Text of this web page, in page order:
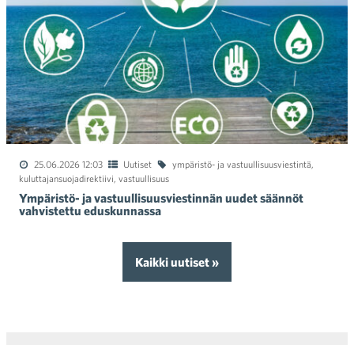
25.06.2026 12:03 Uutiset ympäristö- ja vastuullisuusviestintä,
kuluttajansuojadirektiivi, vastuullisuus
Ympäristö- ja vastuullisuusviestinnän uudet säännöt
vahvistettu eduskunnassa
Kaikki uutiset »